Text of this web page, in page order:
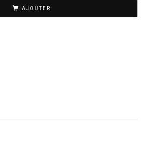
AJOUTER